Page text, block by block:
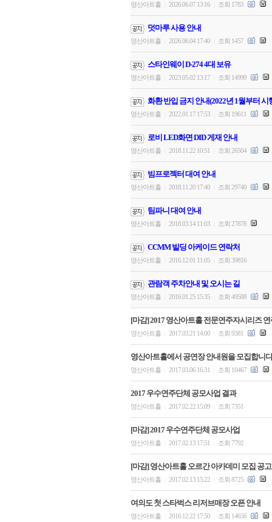
영산아트홀 2026.06.07 13:16 조회 1783
덧마루 사용 안내
영산아트홀 2026.06.04 17:40 조회 1457
스타인웨이 D-274 4대 보유
영산아트홀 2023.05.02 13:17 조회 14999
화환 반입 금지 안내(2022년 1월부터 시
영산아트홀 2022.01.17 17:53 조회 19611
로비 LED화면 DID 게재 안내
영산아트홀 2018.11.22 10:51 조회 26504
빔프로젝터 대여 안내
영산아트홀 2018.11.20 17:40 조회 29740
팀파니 대여 안내
영산아트홀 2018.03.14 11:03 조회 27878
CCMM 빌딩 아케이드 연락처
영산아트홀 2016.12.01 11:05 조회 39816
관람객 주차안내 및 오시는 길
영산아트홀 2016.01.25 15:35 조회 49588
[마감] 2017 영산아트홀 전문연주자시리즈 연
영산아트홀 2017.03.21 14:00 조회 9381
영산아트홀에서 공연장 안내원을 모집합니
영산아트홀 2017.03.06 16:31 조회 10467
2017 우수연주단체 공모사업 결과
영산아트홀 2017.02.22 15:09 조회 7351
[마감] 2017 우수연주단체 공모사업
영산아트홀 2017.02.13 17:51 조회 7792
[마감] 영산아트홀 오르간 아카데미 모집 공고
영산아트홀 2017.02.13 15:22 조회 8725
여의도 첫 스타벅스 리저브매장 오픈 안내
영산아트홀 2016.12.22 17:50 조회 14656